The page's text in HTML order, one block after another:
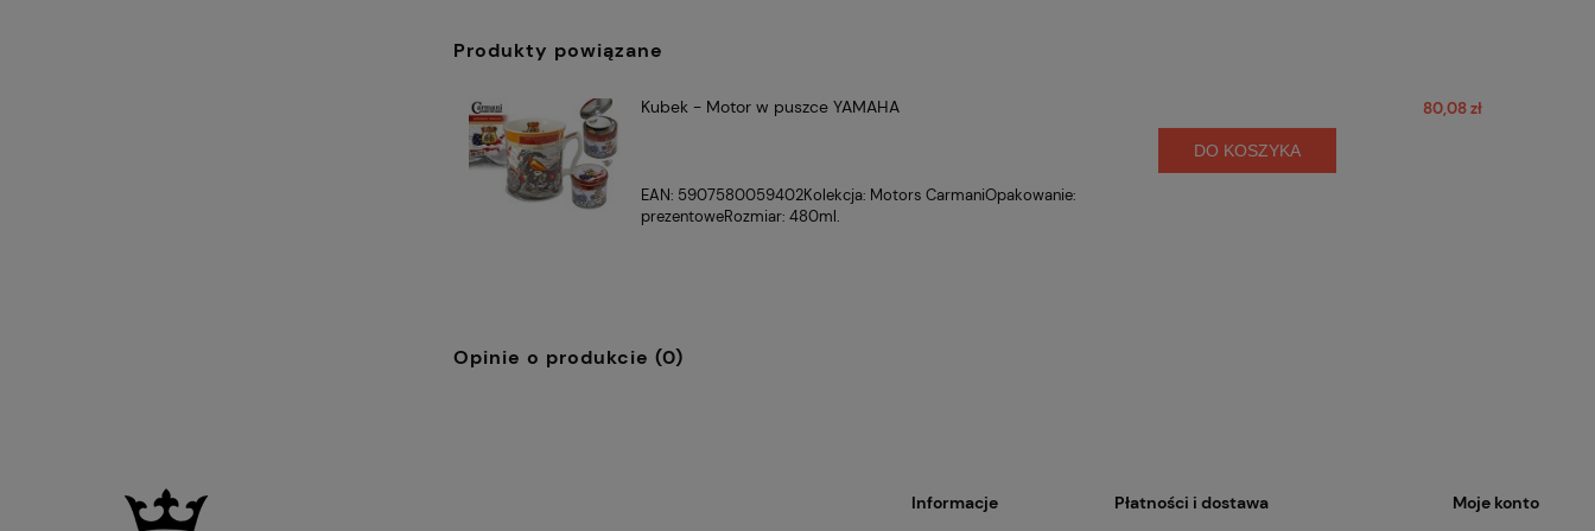
Produkty powiązane
Kubek - Motor w puszce YAMAHA
EAN: 5907580059402Kolekcja: Motors CarmaniOpakowanie:
prezentoweRozmiar: 480ml.
80,08 zł
DO KOSZYKA
Opinie o produkcie (0)
Informacje Płatności i dostawa Moje konto